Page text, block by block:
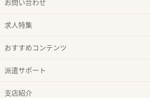
求人特集
おすすめコンテンツ
派遣サポート
支店紹介